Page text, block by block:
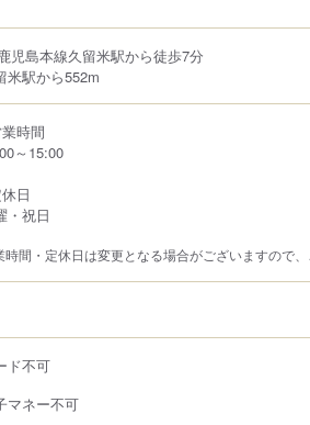
児島本線久留米駅から徒歩7分
米駅から552m
時間
～15:00
日
・祝日
時間・定休日は変更となる場合がございますので、
ド不可
マネー不可